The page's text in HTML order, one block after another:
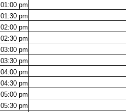
01:00 pm
01:30 pm
02:00 pm
02:30 pm
03:00 pm
03:30 pm
04:00 pm
04:30 pm
05:00 pm
05:30 pm